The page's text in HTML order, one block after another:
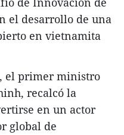
el desarrollo de una
en vietnamita
el primer ministro
recalcó la
en un actor
global de